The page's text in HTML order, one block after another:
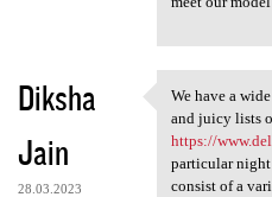
Diksha
Jain
28.03.2023
We have a
We have a
and juicy lists
https://
particular night
consist of a